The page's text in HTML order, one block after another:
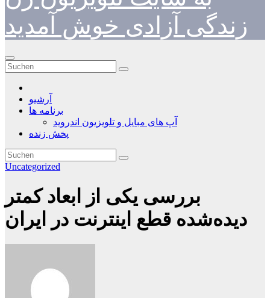
زندگی آزادی خوش آمدید
آرشیو
برنامه ها
آپ های مبایل و تلویزیون اندروید
پخش زنده
Uncategorized
بررسی یکی از ابعاد کمتر
دیده‌شده قطع اینترنت در ایران